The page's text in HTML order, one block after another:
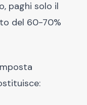
paghi solo il
del 60-70%